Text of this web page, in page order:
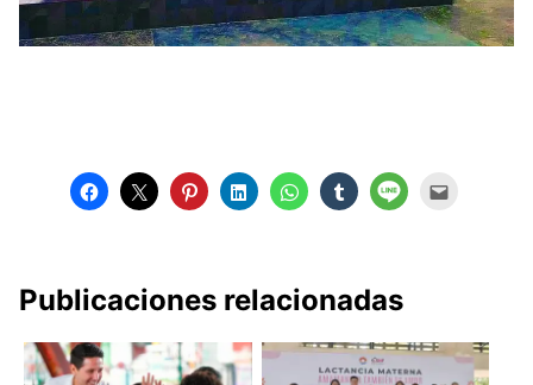
Publicaciones relacionadas